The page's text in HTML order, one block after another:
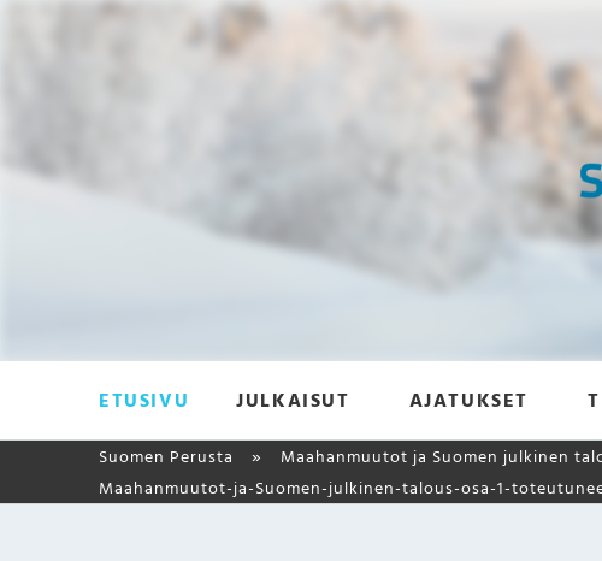
ETUSIVU JULKAISUT AJATUKSET
Suomen Perusta
Maahanmuutot ja Suomen julkinen
Maahanmuutot-ja-Suomen-julkinen-talous-osa-1-